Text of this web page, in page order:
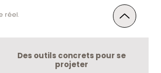
réel.
Des outils concrets pour se
projeter